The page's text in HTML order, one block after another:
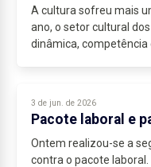
A cultura sofreu mais
ano, o setor cultural
dinâmica, competência
3 de jun. de 2026
Pacote laboral e
Ontem realizou-se a
contra o pacote